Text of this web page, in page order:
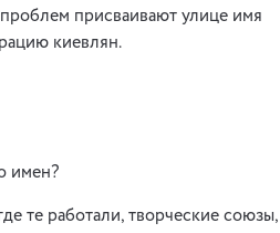
присваивают улице имя
киевлян.
имен?
те работали, творческие союзы,